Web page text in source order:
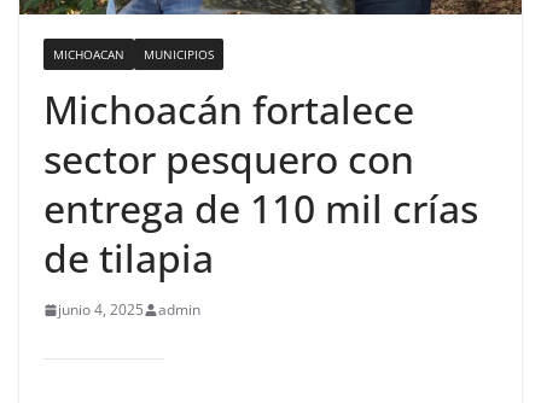
MICHOACAN MUNICIPIOS
Michoacán fortalece
sector pesquero con
entrega de 110 mil crías
de tilapia
junio 4, 2025 admin